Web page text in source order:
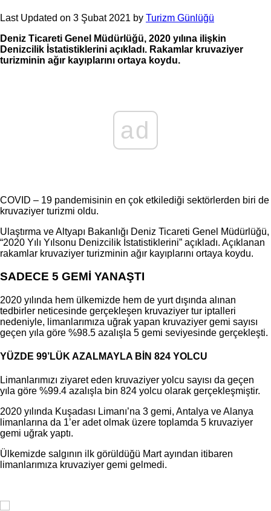
Last Updated on 3 Şubat 2021 by Turizm Günlüğü
Deniz Ticareti Genel Müdürlüğü, 2020 yılına ilişkin
Denizcilik İstatistiklerini açıkladı. Rakamlar kruvaziyer
turizminin ağır kayıplarını ortaya koydu.
ad
COVID – 19 pandemisinin en çok etkilediği sektörlerden biri de
kruvaziyer turizmi oldu.
Ulaştırma ve Altyapı Bakanlığı Deniz Ticareti Genel Müdürlüğü,
“2020 Yılı Yılsonu Denizcilik İstatistiklerini” açıkladı. Açıklanan
rakamlar kruvaziyer turizminin ağır kayıplarını ortaya koydu.
SADECE 5 GEMİ YANAŞTI
2020 yılında hem ülkemizde hem de yurt dışında alınan
tedbirler neticesinde gerçekleşen kruvaziyer tur iptalleri
nedeniyle, limanlarımıza uğrak yapan kruvaziyer gemi sayısı
geçen yıla göre %98.5 azalışla 5 gemi seviyesinde gerçekleşti.
YÜZDE 99’LÜK AZALMAYLA BİN 824 YOLCU
Limanlarımızı ziyaret eden kruvaziyer yolcu sayısı da geçen
yıla göre %99.4 azalışla bin 824 yolcu olarak gerçekleşmiştir.
2020 yılında Kuşadası Limanı’na 3 gemi, Antalya ve Alanya
limanlarına da 1’er adet olmak üzere toplamda 5 kruvaziyer
gemi uğrak yaptı.
Ülkemizde salgının ilk görüldüğü Mart ayından itibaren
limanlarımıza kruvaziyer gemi gelmedi.